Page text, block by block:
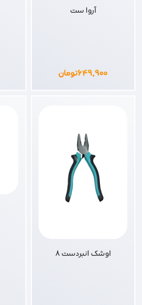
آروا ست
۶۴۹,۹۰۰تومان
اوشک انبردست 8